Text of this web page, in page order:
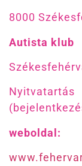
8000
Autista klub
Nyitvatartás
weboldal: